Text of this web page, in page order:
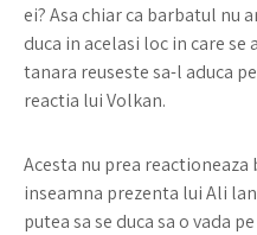
ei? Asa chiar ca barbatul nu
duca in acelasi loc in care se
tanara reuseste sa-l aduca
reactia lui Volkan.
Acesta nu prea
inseamna prezenta lui Ali
putea sa se duca sa o vada